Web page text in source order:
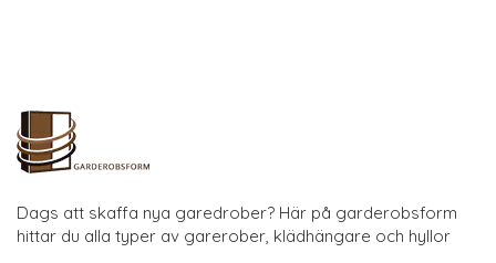
Dags att skaffa nya garedrober? Här på garderobsform
hittar du alla typer av garerober, klädhängare och hyllor